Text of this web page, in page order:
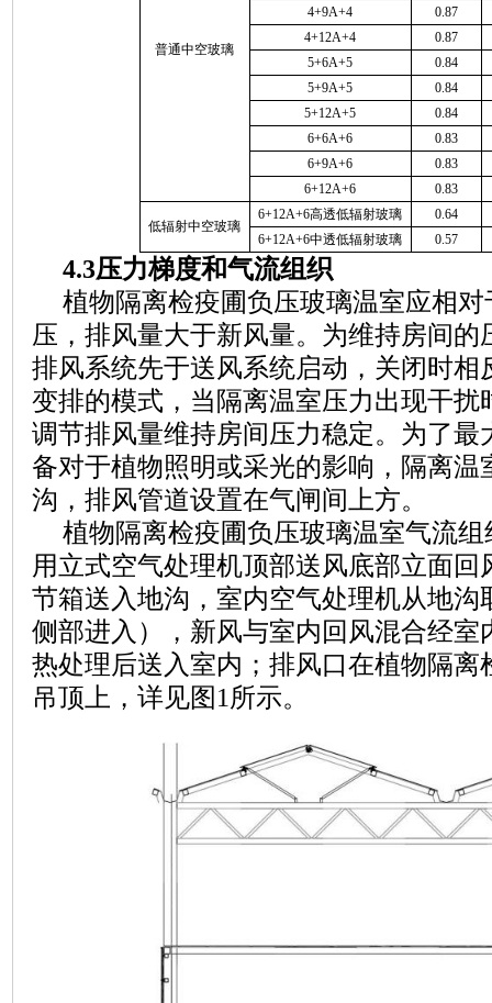
普通中空玻璃
4+9A+4
0.87
4+12A+4
0.87
5+6A+5
0.84
5+9A+5
0.84
5+12A+5
0.84
6+6A+6
0.83
6+9A+6
0.83
6+12A+6
0.83
低辐射中空玻璃
6+12A+6高透低辐射玻璃
0.64
6+12A+6中透低辐射玻璃 0.57
4.3压力梯度和气流组织
植物隔离检疫圃负压玻璃温室应相
压，排风量大于新风量。为维持房间的
排风系统先于送风系统启动，关闭时相
变排的模式，当隔离温室压力出现干扰
调节排风量维持房间压力稳定。为了最
备对于植物照明或采光的影响，隔离温
沟，排风管道设置在气闸间上方。
植物隔离检疫圃负压玻璃温室气流
用立式空气处理机顶部送风底部立面
节箱送入地沟，室内空气处理机从地沟
侧部进入），新风与室内回风混合经室
热处理后送入室内；排风口在植物隔离
吊顶上，详见图1所示。